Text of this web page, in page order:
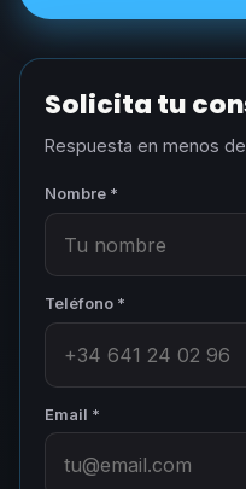
Solicita tu
Respuesta en menos
Nombre *
Teléfono *
Email *